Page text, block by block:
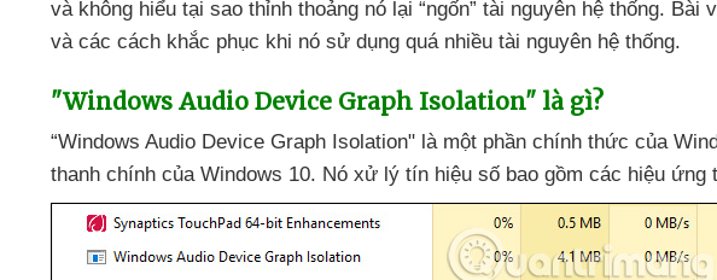
và không hiểu tại sao thỉnh thoảng nó lại “ngốn” tài nguyên hệ thống. Bài
và các cách khắc phục khi nó sử dụng quá nhiều tài nguyên hệ thống.
"Windows Audio Device Graph Isolation" là gì?
“Windows Audio Device Graph Isolation" là một phần chính thức của
thanh chính của Windows 10. Nó xử lý tín hiệu số bao gồm các hiệu ứng